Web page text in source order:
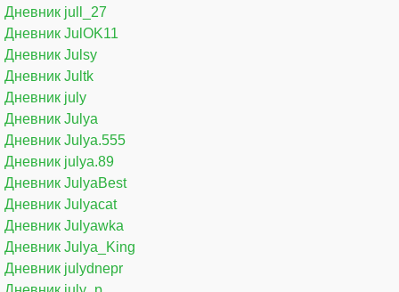
Дневник jull_27
Дневник JulOK11
Дневник Julsy
Дневник Jultk
Дневник july
Дневник Julya
Дневник Julya.555
Дневник julya.89
Дневник JulyaBest
Дневник Julyacat
Дневник Julyawka
Дневник Julya_King
Дневник julydnepr